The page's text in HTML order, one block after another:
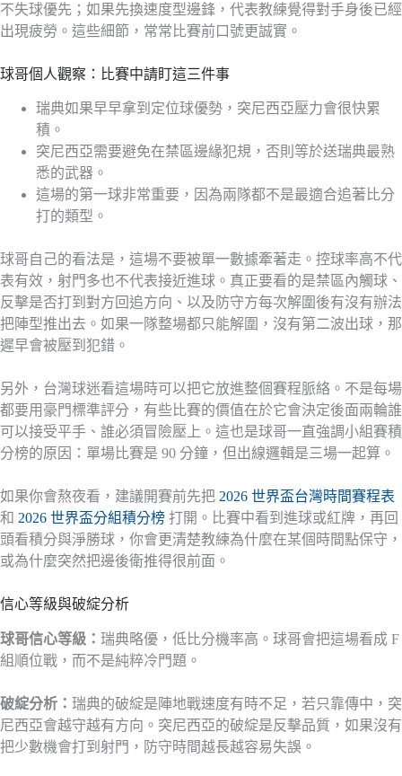
不失球優先；如果先換速度型邊鋒，代表教練覺得對手身後已經
出現疲勞。這些細節，常常比賽前口號更誠實。
球哥個人觀察：比賽中請盯這三件事
瑞典如果早早拿到定位球優勢，突尼西亞壓力會很快累
積。
突尼西亞需要避免在禁區邊緣犯規，否則等於送瑞典最熟
悉的武器。
這場的第一球非常重要，因為兩隊都不是最適合追著比分
打的類型。
球哥自己的看法是，這場不要被單一數據牽著走。控球率高不代
表有效，射門多也不代表接近進球。真正要看的是禁區內觸球、
反擊是否打到對方回追方向、以及防守方每次解圍後有沒有辦法
把陣型推出去。如果一隊整場都只能解圍，沒有第二波出球，那
遲早會被壓到犯錯。
另外，台灣球迷看這場時可以把它放進整個賽程脈絡。不是每場
都要用豪門標準評分，有些比賽的價值在於它會決定後面兩輪誰
可以接受平手、誰必須冒險壓上。這也是球哥一直強調小組賽積
分榜的原因：單場比賽是 90 分鐘，但出線邏輯是三場一起算。
如果你會熬夜看，建議開賽前先把 2026 世界盃台灣時間賽程表
和 2026 世界盃分組積分榜 打開。比賽中看到進球或紅牌，再回
頭看積分與淨勝球，你會更清楚教練為什麼在某個時間點保守，
或為什麼突然把邊後衛推得很前面。
信心等級與破綻分析
球哥信心等級： 瑞典略優，低比分機率高。球哥會把這場看成 F
組順位戰，而不是純粹冷門題。
破綻分析： 瑞典的破綻是陣地戰速度有時不足，若只靠傳中，突
尼西亞會越守越有方向。突尼西亞的破綻是反擊品質，如果沒有
把少數機會打到射門，防守時間越長越容易失誤。